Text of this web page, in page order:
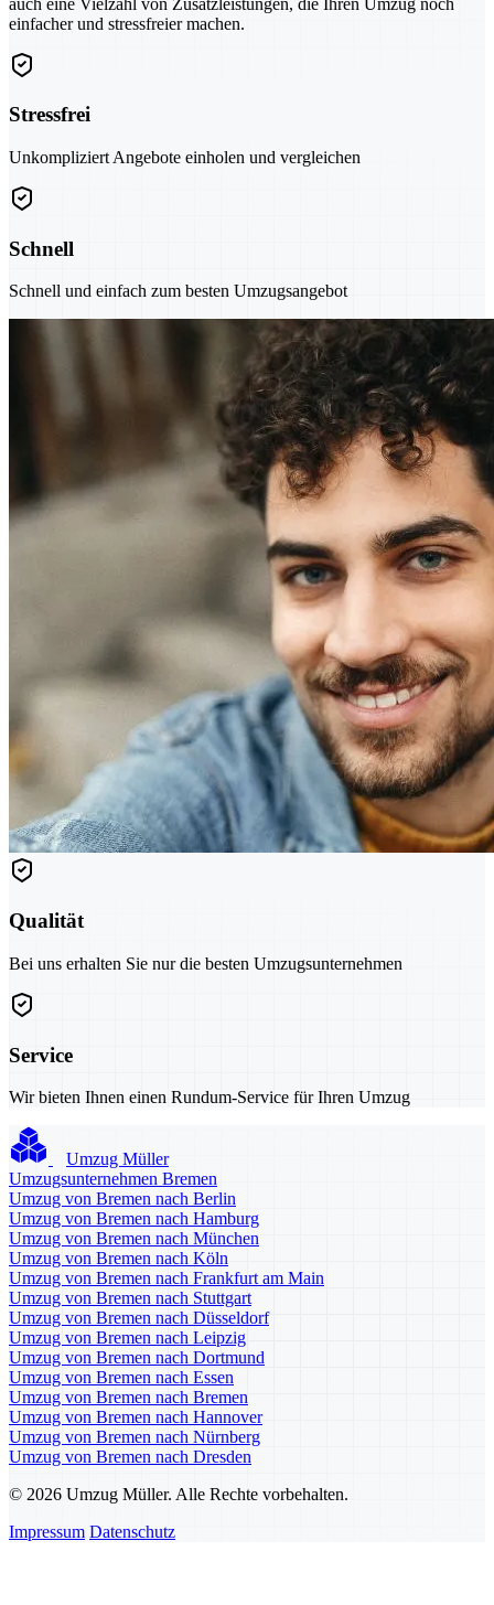
einfacher und stressfreier machen.
Stressfrei
Unkompliziert Angebote einholen und vergleichen
Schnell
Schnell und einfach zum besten Umzugsangebot
Qualität
Bei uns erhalten Sie nur die besten Umzugsunternehmen
Service
Wir bieten Ihnen einen Rundum-Service für Ihren Umzug
Umzug Müller
Umzugsunternehmen Bremen
Umzug von Bremen nach Berlin
Umzug von Bremen nach Hamburg
Umzug von Bremen nach München
Umzug von Bremen nach Köln
Umzug von Bremen nach Frankfurt am Main
Umzug von Bremen nach Stuttgart
Umzug von Bremen nach Düsseldorf
Umzug von Bremen nach Leipzig
Umzug von Bremen nach Dortmund
Umzug von Bremen nach Essen
Umzug von Bremen nach Bremen
Umzug von Bremen nach Hannover
Umzug von Bremen nach Nürnberg
Umzug von Bremen nach Dresden
© 2026 Umzug Müller. Alle Rechte vorbehalten.
Impressum Datenschutz